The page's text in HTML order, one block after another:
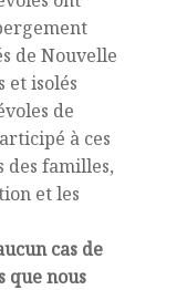
de Nouvelle
et isolés
de
à ces
des familles,
et les
cas de
que nous